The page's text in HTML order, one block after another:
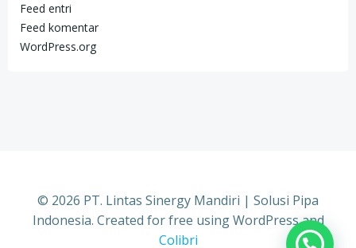
Feed entri
Feed komentar
WordPress.org
© 2026 PT. Lintas Sinergy Mandiri | Solusi Pipa
Indonesia. Created for free using WordPress and
Colibri